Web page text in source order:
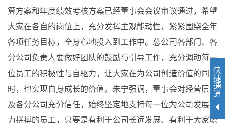
算方案和年度绩效考核方案已经董事会会议审议通过，希望
大家在各自的岗位上，充分发挥主观能动性，紧紧围绕全年
各项任务目标，全身心地投入到工作中。总公司各部门、各
分公司负责人要做好团队的鼓励与引导工作，充分调动每一
位员工的积极性与自驱力，让大家在为公司创造价值的同
时，也实现自身成长的价值。朱宁强调，董事会对经营层以
及各分公司充分信任，始终坚定地支持每一位为公司发展努
力拼搏的员工，只要是有利于公司长远发展、有利于大家职
快
捷
通
道